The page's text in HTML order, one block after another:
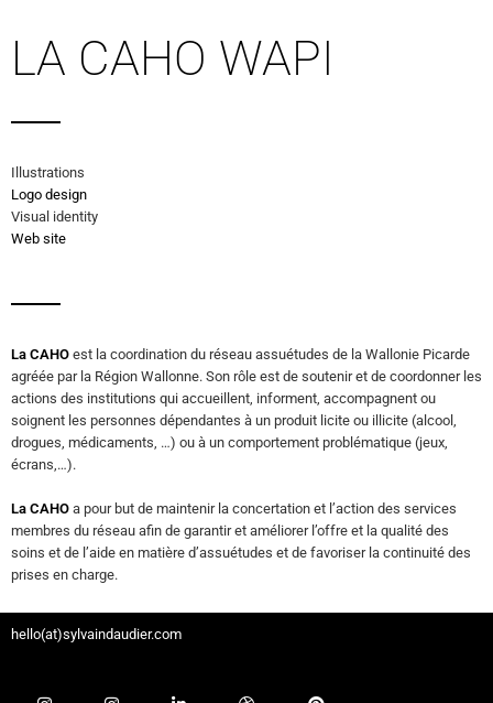
LA CAHO WAPI
Illustrations
Logo design
Visual identity
Web site
La CAHO est la coordination du réseau assuétudes de la Wallonie Picarde
agréée par la Région Wallonne. Son rôle est de soutenir et de coordonner les
actions des institutions qui accueillent, informent, accompagnent ou
soignent les personnes dépendantes à un produit licite ou illicite (alcool,
drogues, médicaments, …) ou à un comportement problématique (jeux,
écrans,…).
La CAHO a pour but de maintenir la concertation et l’action des services
membres du réseau afin de garantir et améliorer l’offre et la qualité des
soins et de l’aide en matière d’assuétudes et de favoriser la continuité des
prises en charge.
hello(at)sylvaindaudier.com